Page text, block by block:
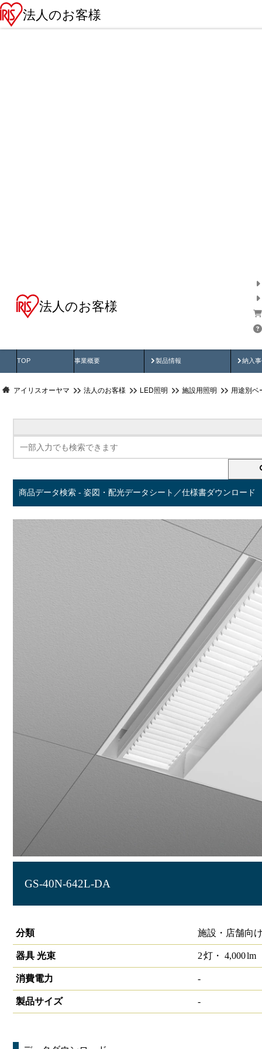
法人のお客様
法人のお客様
TOP 事業概要 製品情報
製品動画 納入
納
アイリスオーヤマ 法人のお客様 LED照明 施設用照明 用途別ベ
商品データ検索 - 姿図・配光データシート／仕様書ダウンロード
GS-40N-642L-DA
分類
施設・店舗向
器具 光束 2灯・ 4,000lm
消費電力 -
製品サイズ -